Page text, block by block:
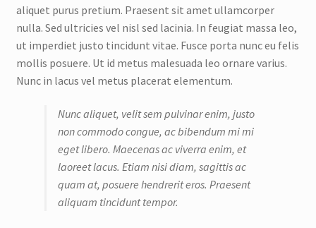
aliquet purus pretium. Praesent sit amet ullamcorper
nulla. Sed ultricies vel nisl sed lacinia. In feugiat massa leo,
ut imperdiet justo tincidunt vitae. Fusce porta nunc eu felis
mollis posuere. Ut id metus malesuada leo ornare varius.
Nunc in lacus vel metus placerat elementum.
Nunc aliquet, velit sem pulvinar enim, justo
non commodo congue, ac bibendum mi mi
eget libero. Maecenas ac viverra enim, et
laoreet lacus. Etiam nisi diam, sagittis ac
quam at, posuere hendrerit eros. Praesent
aliquam tincidunt tempor.